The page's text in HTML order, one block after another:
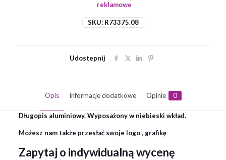
SKU: R73375.08
reklamowe
Udostepnij
Opis Informacje dodatkowe Opinie 0
Długopis aluminiowy. Wyposażony w niebieski wkład.
Możesz nam także przesłać swoje logo , grafikę
Zapytaj o indywidualną wycenę